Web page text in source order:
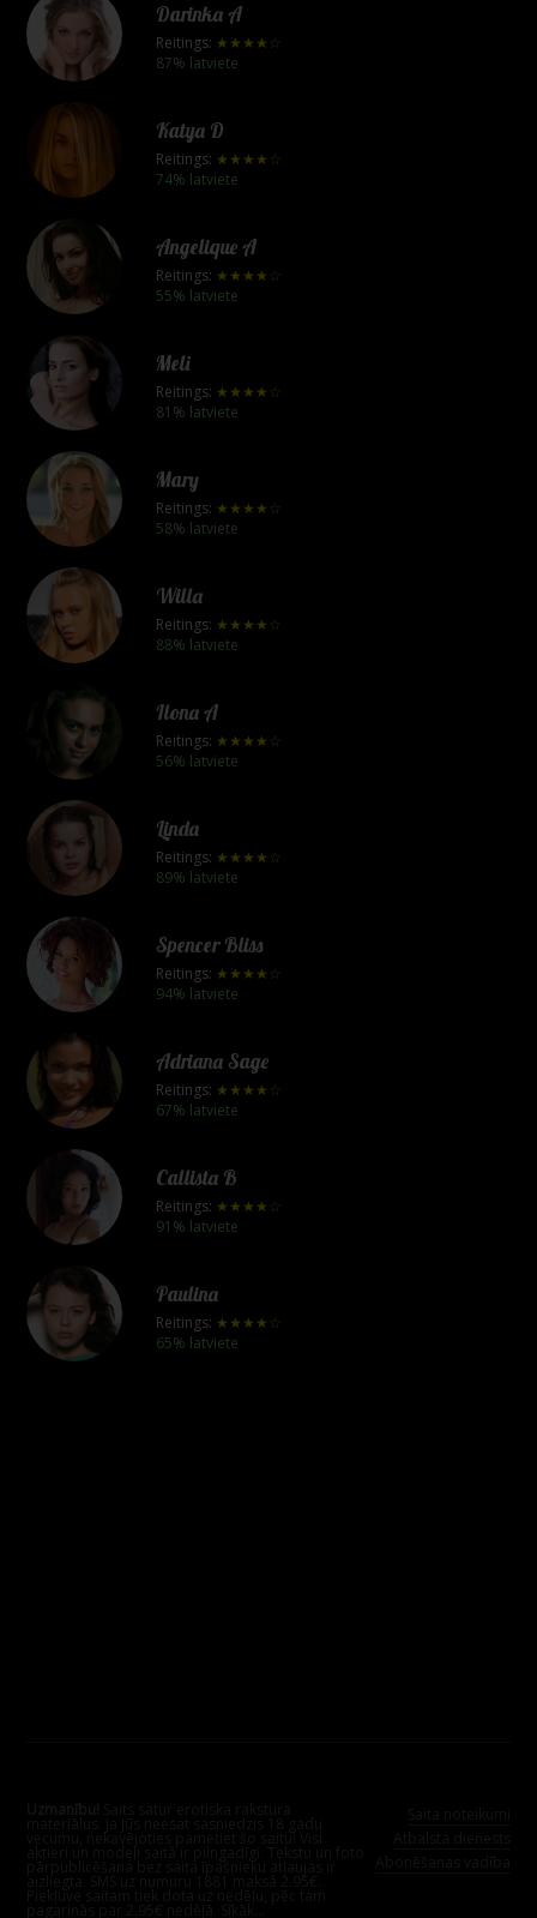
Darinka A
Reitings: ★★★★☆
87% latviete
Katya D
Reitings: ★★★★☆
74% latviete
Angelique A
Reitings: ★★★★☆
55% latviete
Meli
Reitings: ★★★★☆
81% latviete
Mary
Reitings: ★★★★☆
58% latviete
Willa
Reitings: ★★★★☆
88% latviete
Ilona A
Reitings: ★★★★☆
56% latviete
Linda
Reitings: ★★★★☆
89% latviete
Spencer Bliss
Reitings: ★★★★☆
94% latviete
Adriana Sage
Reitings: ★★★★☆
67% latviete
Callista B
Reitings: ★★★★☆
91% latviete
Paulina
Reitings: ★★★★☆
65% latviete